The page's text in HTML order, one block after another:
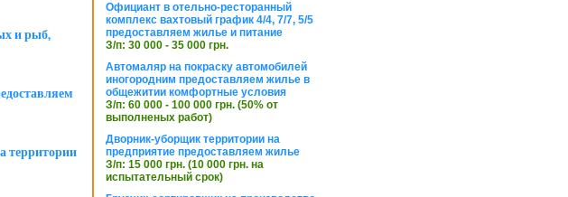
и рыб,
территории
Официант в отельно-ресторанный
комплекс вахтовый график 4/4, 7/7, 5/5
предоставляем жилье и питание
З/п: 30 000 - 35 000 грн.
Автомаляр на покраску автомобилей
иногородним предоставляем жилье в
общежитии комфортные условия
З/п: 60 000 - 100 000 грн. (50% от
выполненых работ)
Дворник-уборщик территории на
предприятие предоставляем жилье
З/п: 15 000 грн. (10 000 грн. на
испытательный срок)